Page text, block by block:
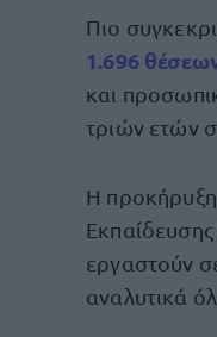
Πιο
1.696
και
τριών ετών
Η προκήρυξη
εργαστούν
αναλυτικά